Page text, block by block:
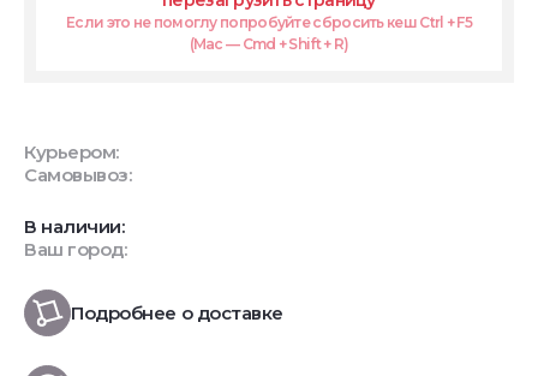
Если это не помоглу попробуйте сбросить кеш Ctrl + F5
(Mac — Cmd + Shift + R)
Курьером:
Самовывоз:
В наличии:
Ваш город:
Подробнее о доставке